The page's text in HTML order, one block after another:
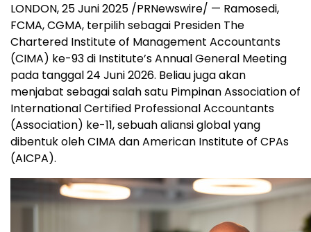
LONDON,25 Juni 2025 /PRNewswire/ — Ramosedi,
FCMA, CGMA, terpilih sebagai Presiden The
Chartered Institute of Management Accountants
(CIMA) ke-93 di Institute’s Annual General Meeting
pada tanggal 24 Juni 2026. Beliau juga akan
menjabat sebagai salah satu Pimpinan Association of
International Certified Professional Accountants
(Association) ke-11, sebuah aliansi global yang
dibentuk oleh CIMA dan American Institute of CPAs
(AICPA).